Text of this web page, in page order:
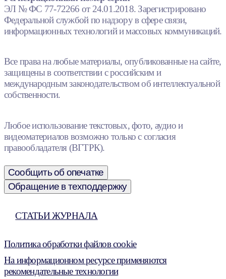
ЭЛ № ФС 77-72266 от 24.01.2018. Зарегистрировано
Федеральной службой по надзору в сфере связи,
информационных технологий и массовых коммуникаций.
Все права на любые материалы, опубликованные на сайте,
защищены в соответствии с российским и
международным законодательством об интеллектуальной
собственности.
Любое использование текстовых, фото, аудио и
видеоматериалов возможно только с согласия
правообладателя (ВГТРК).
Сообщить об опечатке
Обращение в техподдержку
СТАТЬИ ЖУРНАЛА
Политика обработки файлов cookie
На информационном ресурсе применяются
рекомендательные технологии